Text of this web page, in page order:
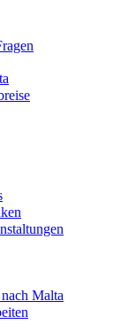
Malta